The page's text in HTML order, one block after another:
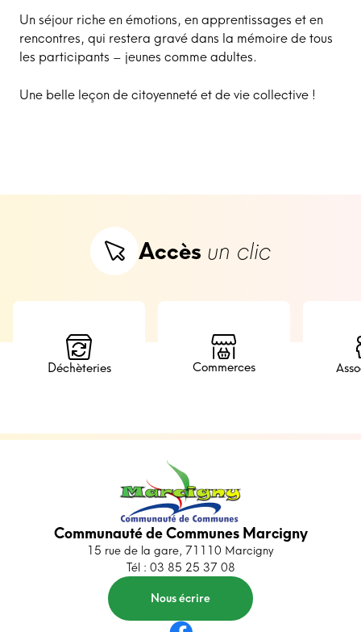
Un séjour riche en émotions, en apprentissages et en
rencontres, qui restera gravé dans la mémoire de tous
les participants – jeunes comme adultes.
Une belle leçon de citoyenneté et de vie collective !
Accès un clic
Déchèteries Commerces
Communauté de Communes Marcigny
15 rue de la gare, 71110 Marcigny
Tél : 03 85 25 37 08
Nous écrire